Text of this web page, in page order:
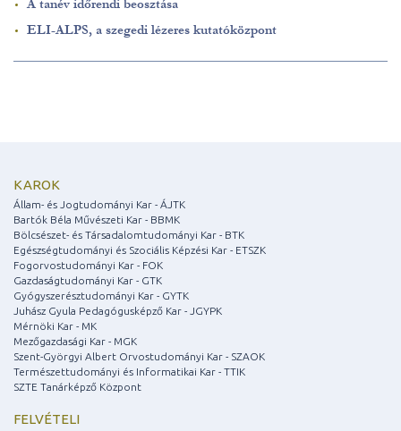
A tanév időrendi beosztása
ELI-ALPS, a szegedi lézeres kutatóközpont
KAROK
Állam- és Jogtudományi Kar - ÁJTK
Bartók Béla Művészeti Kar - BBMK
Bölcsészet- és Társadalomtudományi Kar - BTK
Egészségtudományi és Szociális Képzési Kar - ETSZK
Fogorvostudományi Kar - FOK
Gazdaságtudományi Kar - GTK
Gyógyszerésztudományi Kar - GYTK
Juhász Gyula Pedagógusképző Kar - JGYPK
Mérnöki Kar - MK
Mezőgazdasági Kar - MGK
Szent-Györgyi Albert Orvostudományi Kar - SZAOK
Természettudományi és Informatikai Kar - TTIK
SZTE Tanárképző Központ
FELVÉTELI